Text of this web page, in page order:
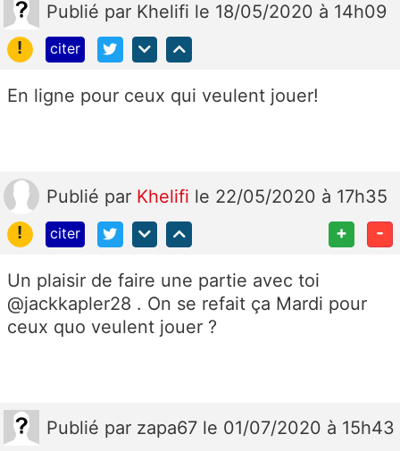
Publié par Khelifi le 18/05/2020 à 14h09
!
citer
En ligne pour ceux qui veulent jouer!
Publié par Khelifi le 22/05/2020 à 17h35
!
citer + -
Un plaisir de faire une partie avec toi
@jackkapler28 . On se refait ça Mardi pour
ceux quo veulent jouer ?
Publié par zapa67 le 01/07/2020 à 15h43